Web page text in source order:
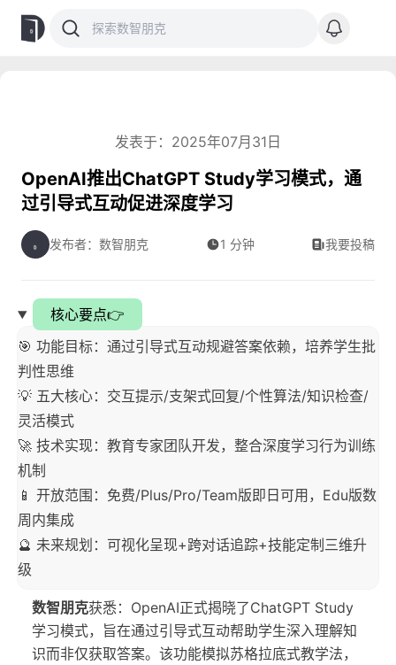
发表于：2025年07月31日
OpenAI推出ChatGPT Study学习模式，通
过引导式互动促进深度学习
发布者：数智朋克 1 分钟 我要投稿
核心要点👉
🎯 功能目标：通过引导式互动规避答案依赖，培养学生批
判性思维
💡 五大核心：交互提示/支架式回复/个性算法/知识检查/
灵活模式
🚀 技术实现：教育专家团队开发，整合深度学习行为训练
机制
📱 开放范围：免费/Plus/Pro/Team版即日可用，Edu版数
周内集成
🔮 未来规划：可视化呈现+跨对话追踪+技能定制三维升
级
数智朋克获悉：OpenAI正式揭晓了ChatGPT Study
学习模式，旨在通过引导式互动帮助学生深入理解知
识而非仅获取答案。该功能模拟苏格拉底式教学法，